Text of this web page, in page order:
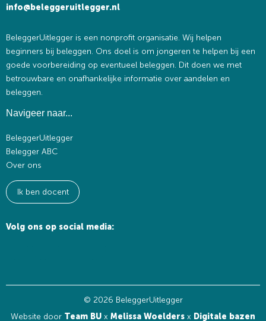
info@beleggeruitlegger.nl
BeleggerUitlegger is een nonprofit organisatie. Wij helpen
beginners bij beleggen. Ons doel is om jongeren te helpen bij een
goede voorbereiding op eventueel beleggen. Dit doen we met
betrouwbare en onafhankelijke informatie over aandelen en
beleggen.
Navigeer naar...
BeleggerUitlegger
Belegger ABC
Over ons
Ik ben docent
Volg ons op social media:
© 2026 BeleggerUitlegger
Website door Team BU x Melissa Woelders x Digitale bazen